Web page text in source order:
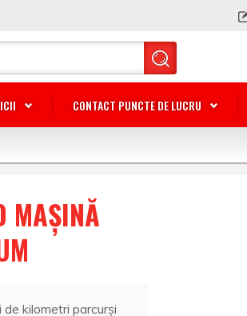
CONTACT PUNCTE DE LUCRU
MAȘINĂ
kilometri parcurși